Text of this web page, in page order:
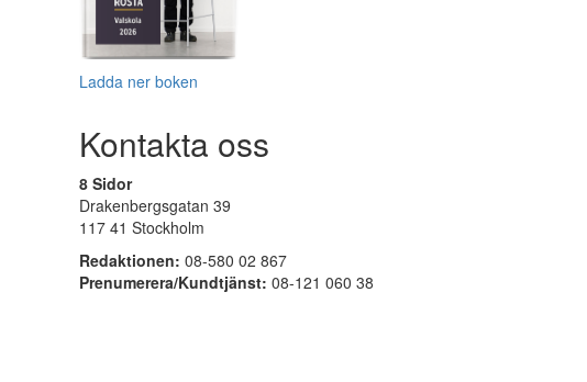
Ladda ner boken
Kontakta oss
8 Sidor
Drakenbergsgatan 39
117 41 Stockholm
Redaktionen: 08-580 02 867
Prenumerera/Kundtjänst: 08-121 060 38